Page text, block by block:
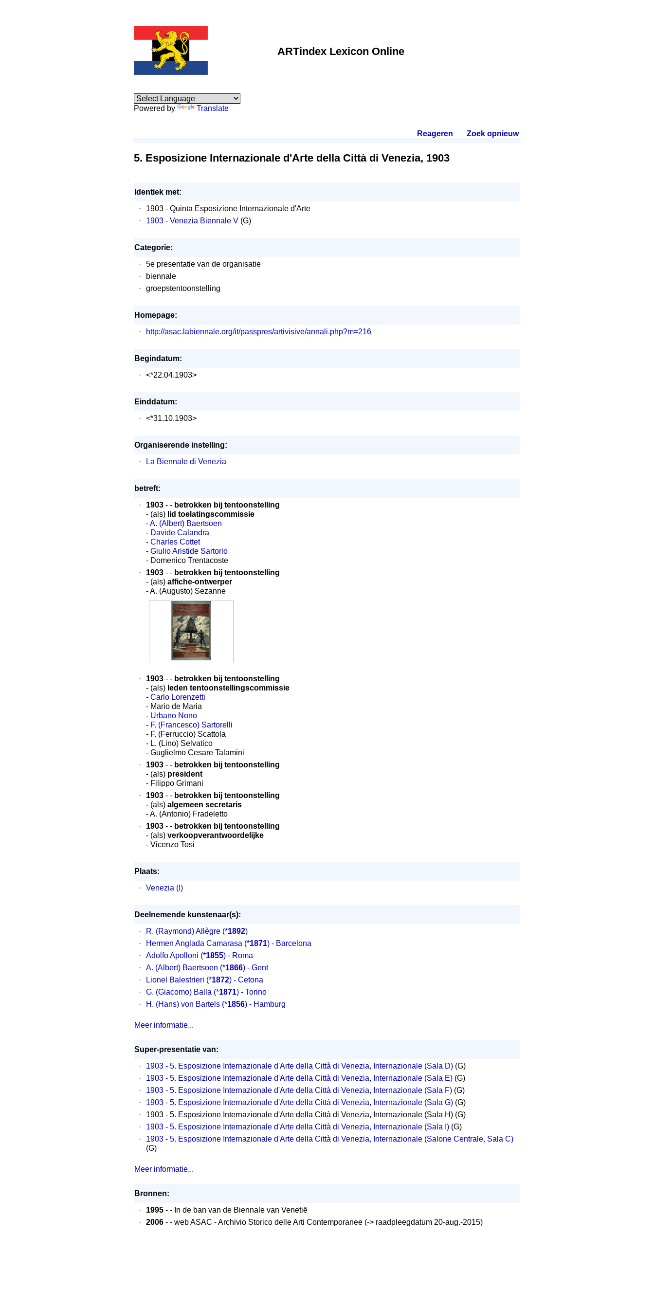
ARTindex Lexicon Online
Powered by Translate
Reageren Zoek opnieuw.
5. Esposizione Internazionale d'Arte della Città di Venezia, 1903
Identiek met:
·
1903 - Quinta Esposizione Internazionale d'Arte
·
1903 - Venezia Biennale V (G)
Categorie:
·
5e presentatie van de organisatie
·
biennale
·
groepstentoonstelling
Homepage:
·
http://asac.labiennale.org/it/passpres/artivisive/annali.php?m=216
Begindatum:
·
<*22.04.1903>
Einddatum:
·
<*31.10.1903>
Organiserende instelling:
·
La Biennale di Venezia
betreft:
·
1903 - - betrokken bij tentoonstelling
- (als) lid toelatingscommissie
-A. (Albert) Baertsoen
- Davide Calandra
- Charles Cottet
- Giulio Aristide Sartorio
- Domenico Trentacoste
·
1903 - - betrokken bij tentoonstelling
- (als) affiche-ontwerper
- A. (Augusto) Sezanne
· 1903 - - betrokken bij tentoonstelling
- (als) leden tentoonstellingscommissie
- Carlo Lorenzetti
- Mario de Maria
- Urbano Nono
- F. (Francesco) Sartorelli
- F. (Ferruccio) Scattola
- L. (Lino) Selvatico
- Guglielmo Cesare Talamini
·
1903 - - betrokken bij tentoonstelling
- (als) president
- Filippo Grimani
·
1903 - - betrokken bij tentoonstelling
- (als) algemeen secretaris
- A. (Antonio) Fradeletto
·
1903 - - betrokken bij tentoonstelling
- (als) verkoopverantwoordelijke
- Vicenzo Tosi
Plaats:
·
Venezia (I)
Deelnemende kunstenaar(s):
·
R. (Raymond) Allègre (*1892)
·
Hermen Anglada Camarasa (*1871) - Barcelona
·
Adolfo Apolloni (*1855) - Roma
·
A. (Albert) Baertsoen (*1866) - Gent
·
Lionel Balestrieri (*1872) - Cetona
·
G. (Giacomo) Balla (*1871) - Torino
·
H. (Hans) von Bartels (*1856) - Hamburg
Meer informatie...
Super-presentatie van:
·
1903 - 5. Esposizione Internazionale d'Arte della Città di Venezia, Internazionale (Sala D) (G)
·
1903 - 5. Esposizione Internazionale d'Arte della Città di Venezia, Internazionale (Sala E) (G)
·
1903 - 5. Esposizione Internazionale d'Arte della Città di Venezia, Internazionale (Sala F) (G)
·
1903 - 5. Esposizione Internazionale d'Arte della Città di Venezia, Internazionale (Sala G) (G)
·
1903 - 5. Esposizione Internazionale d'Arte della Città di Venezia, Internazionale (Sala H) (G)
·
1903 - 5. Esposizione Internazionale d'Arte della Città di Venezia, Internazionale (Sala I) (G)
·
1903 - 5. Esposizione Internazionale d'Arte della Città di Venezia, Internazionale (Salone Centrale, Sala C)
(G)
Meer informatie...
Bronnen:
·
1995 - - In de ban van de Biennale van Venetië
·
2006 - - web ASAC - Archivio Storico delle Arti Contemporanee (-> raadpleegdatum 20-aug.-2015)